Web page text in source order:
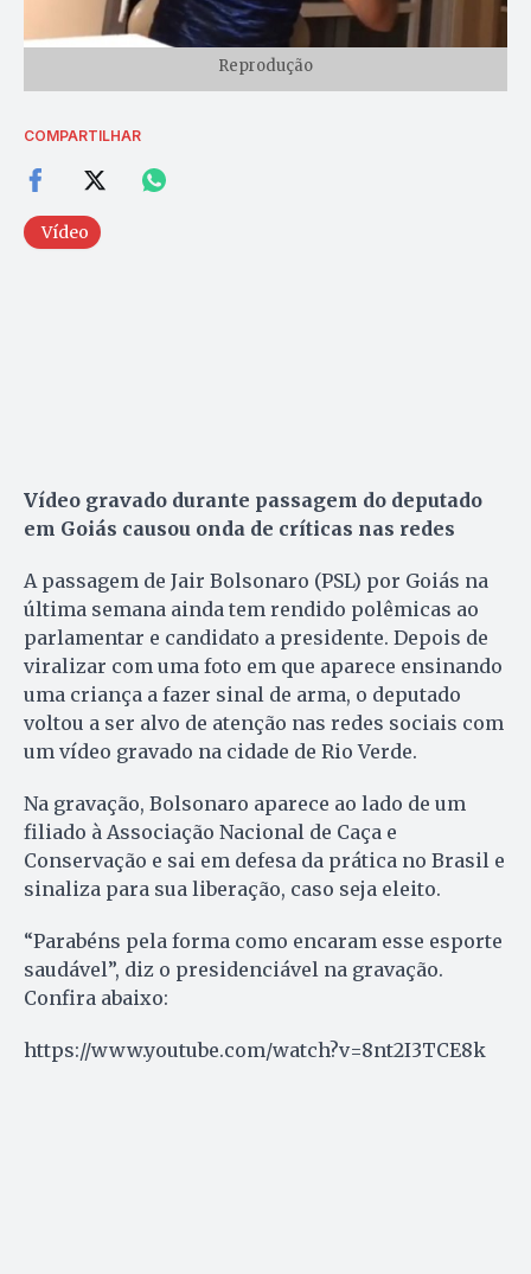
Reprodução
COMPARTILHAR
Vídeo
Vídeo gravado durante passagem do deputado
em Goiás causou onda de críticas nas redes
A passagem de Jair Bolsonaro (PSL) por Goiás na
última semana ainda tem rendido polêmicas ao
parlamentar e candidato a presidente. Depois de
viralizar com uma foto em que aparece ensinando
uma criança a fazer sinal de arma, o deputado
voltou a ser alvo de atenção nas redes sociais com
um vídeo gravado na cidade de Rio Verde.
Na gravação, Bolsonaro aparece ao lado de um
filiado à Associação Nacional de Caça e
Conservação e sai em defesa da prática no Brasil e
sinaliza para sua liberação, caso seja eleito.
“Parabéns pela forma como encaram esse esporte
saudável”, diz o presidenciável na gravação.
Confira abaixo:
https://www.youtube.com/watch?v=8nt2I3TCE8k